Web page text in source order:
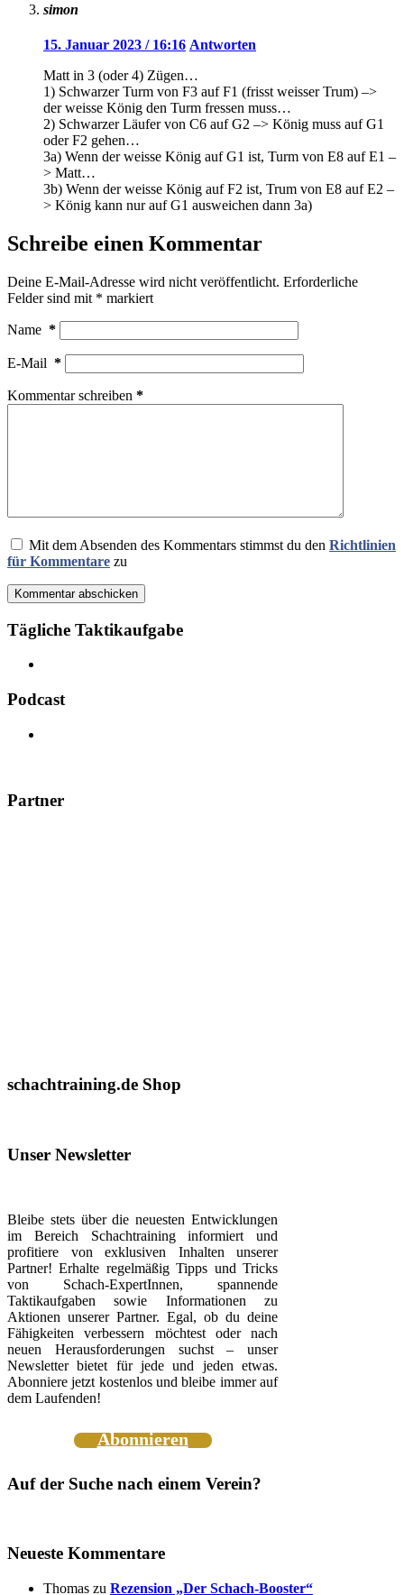
simon
15. Januar 2023 / 16:16 Antworten
Matt in 3 (oder 4) Zügen…
1) Schwarzer Turm von F3 auf F1 (frisst weisser Trum) –>
der weisse König den Turm fressen muss…
2) Schwarzer Läufer von C6 auf G2 –> König muss auf G1
oder F2 gehen…
3a) Wenn der weisse König auf G1 ist, Turm von E8 auf E1 –
> Matt…
3b) Wenn der weisse König auf F2 ist, Trum von E8 auf E2 –
> König kann nur auf G1 ausweichen dann 3a)
Schreibe einen Kommentar
Deine E-Mail-Adresse wird nicht veröffentlicht. Erforderliche
Felder sind mit * markiert
Name *
E-Mail *
Kommentar schreiben *
Mit dem Absenden des Kommentars stimmst du den Richtlinien
für Kommentare zu
Kommentar abschicken
Tägliche Taktikaufgabe
Podcast
Partner
schachtraining.de Shop
Unser Newsletter
Bleibe stets über die neuesten Entwicklungen
im Bereich Schachtraining informiert und
profitiere von exklusiven Inhalten unserer
Partner! Erhalte regelmäßig Tipps und Tricks
von Schach-ExpertInnen, spannende
Taktikaufgaben sowie Informationen zu
Aktionen unserer Partner. Egal, ob du deine
Fähigkeiten verbessern möchtest oder nach
neuen Herausforderungen suchst – unser
Newsletter bietet für jede und jeden etwas.
Abonniere jetzt kostenlos und bleibe immer auf
dem Laufenden!
Abonnieren
Auf der Suche nach einem Verein?
Neueste Kommentare
Thomas zu Rezension „Der Schach-Booster“